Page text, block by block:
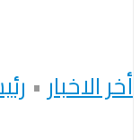
أخر الاخبار•